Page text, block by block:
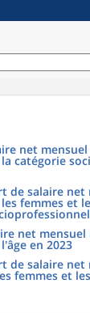
net
catégorie
de salaire
les femmes et
net mensuel
en 2023
de salaire
femmes et